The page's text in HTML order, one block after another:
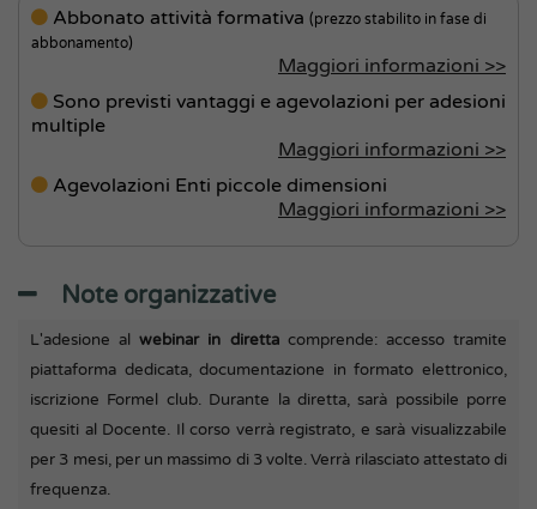
Abbonato attività formativa (prezzo stabilito in fase di
abbonamento)
Maggiori informazioni >>
Sono previsti vantaggi e agevolazioni per adesioni
multiple
Maggiori informazioni >>
Agevolazioni Enti piccole dimensioni
Maggiori informazioni >>
Note organizzative
L'adesione alwebinar in diretta comprende: accesso tramite
piattaforma dedicata, documentazione in formato elettronico,
iscrizione Formel club. Durante la diretta, sarà possibile porre
quesiti al Docente. Il corso verrà registrato, e sarà visualizzabile
per 3 mesi, per un massimo di 3 volte. Verrà rilasciato attestato di
frequenza.